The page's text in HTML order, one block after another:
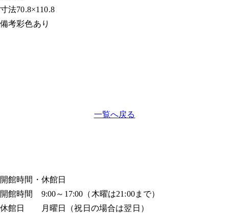
寸法70.8×110.8
備考彩色あり
一覧へ戻る
開館時間・休館日
開館時間 9:00～17:00（木曜は21:00まで）
休館日 月曜日（祝日の場合は翌日）